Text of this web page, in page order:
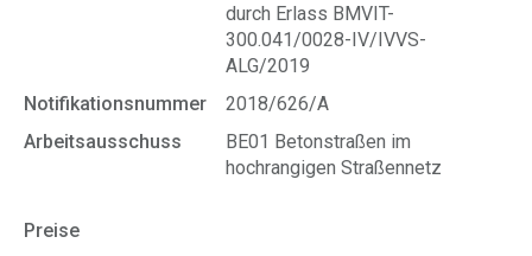
durch Erlass BMVIT-
300.041/0028-IV/IVVS-
ALG/2019
Notifikationsnummer
2018/626/A
Arbeitsausschuss
BE01 Betonstraßen im
hochrangigen Straßennetz
Preise